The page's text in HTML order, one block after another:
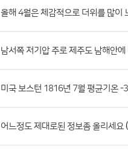
올해 4월은 체감적으로 더위를 많이
남서쪽 저기압 주로 제주도 남해안
미국 보스턴 1816년 7월 평균기온 -
어느정도 제대로된 정보좀 올리세요